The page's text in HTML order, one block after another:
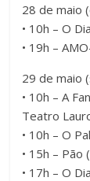
28 de maio
• 10h – O
• 19h –
29 de maio
• 10h – A
Teatro
• 10h – O
• 15h – Pão
• 17h – O